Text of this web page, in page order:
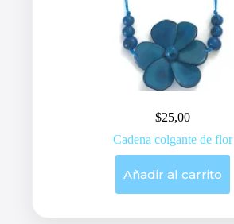
$25,00
Cadena colgante de flor
Añadir al carrito